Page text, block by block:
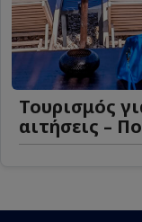
Τουρισμός
αιτήσεις –